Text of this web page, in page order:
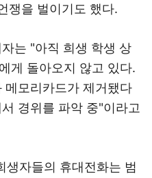
쟁을 벌이기도 했다.
는 "아직 희생 학생 상
게 돌아오지 않고 있다.
메모리카드가 제거됐다
경위를 파악 중"이라고
생자들의 휴대전화는 범